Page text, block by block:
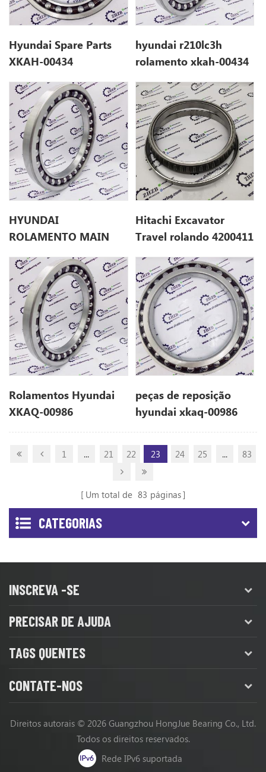
Hyundai Spare Parts
XKAH-00434
hyundai r210lc3h
rolamento xkah-00434
HYUNDAI
ROLAMENTO MAIN
Hitachi Excavator
Travel rolando 4200411
Rolamentos Hyundai
XKAQ-00986
peças de reposição
hyundai xkaq-00986
1 ... 21 22 23 24 25 ... 83
Um total de 83 páginas
CATEGORIAS
INSCREVA -SE
PRECISAR DE AJUDA
TAGS QUENTES
CONTATE-NOS
Direitos autorais © 2026 Guangzhou HongJue Bearing Co., Ltd.
Todos os direitos reservados.
Rede IPv6 suportada